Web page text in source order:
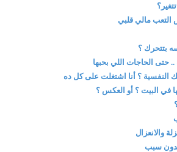
مالي قلبي
بتتحرك ؟
الحاجات اللي بحبها
؟ أنا اشتغلت على كل ده
في البيت ؟ أو العكس ؟
والانعزال
سبب